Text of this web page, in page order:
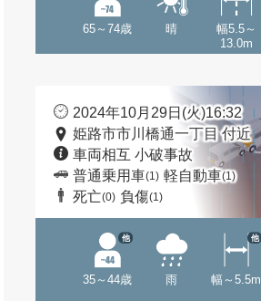
65～74歳 晴
幅5.5～
13.0m
2024年10月29日(火)16:32
姫路市市川橋通一丁目 付近
車両相互 小破事故
普通乗用車(1) 軽自動車(1)
死亡(0) 負傷(1)
35～44歳
他
雨 幅～5.5m
他